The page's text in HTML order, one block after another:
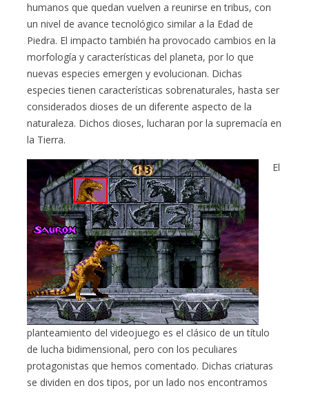
humanos que quedan vuelven a reunirse en tribus, con
un nivel de avance tecnológico similar a la Edad de
Piedra. El impacto también ha provocado cambios en la
morfología y características del planeta, por lo que
nuevas especies emergen y evolucionan. Dichas
especies tienen características sobrenaturales, hasta ser
considerados dioses de un diferente aspecto de la
naturaleza. Dichos dioses, lucharan por la supremacía en
la Tierra.
El
planteamiento del videojuego es el clásico de un título
de lucha bidimensional, pero con los peculiares
protagonistas que hemos comentado. Dichas criaturas
se dividen en dos tipos, por un lado nos encontramos